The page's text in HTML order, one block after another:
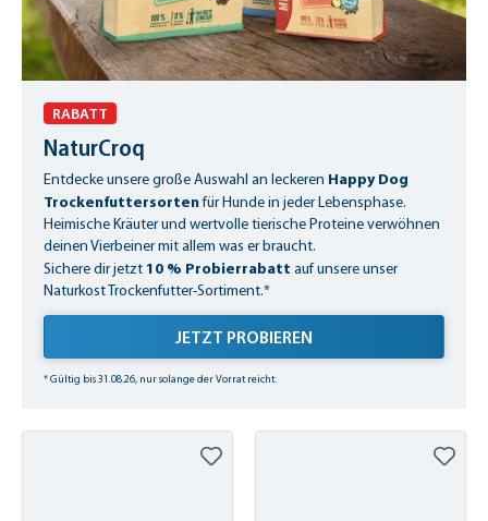
RABATT
NaturCroq
Entdecke unsere große Auswahl an leckeren Happy Dog
Trockenfuttersortenfür Hunde in jeder Lebensphase.
Heimische Kräuter und wertvolle tierische Proteine verwöhnen
deinen Vierbeiner mit allem was er braucht.
Sichere dir jetzt 10 % Probierrabatt auf unsere unser
Naturkost Trockenfutter-Sortiment.*
JETZT PROBIEREN
* Gültig bis 31.08.26, nur solange der Vorrat reicht.